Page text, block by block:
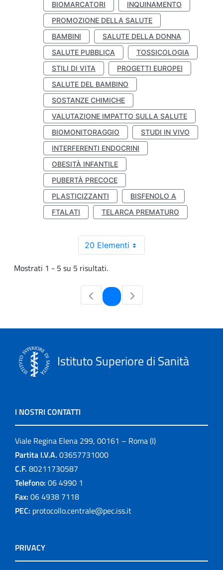
BIOMARCATORI
INQUINAMENTO
PROMOZIONE DELLA SALUTE
BAMBINI
SALUTE DELLA DONNA
SALUTE PUBBLICA
TOSSICOLOGIA
STILI DI VITA
PROGETTI EUROPEI
SALUTE DEL BAMBINO
SOSTANZE CHIMICHE
VALUTAZIONE IMPATTO SULLA SALUTE
BIOMONITORAGGIO
STUDI IN VIVO
INTERFERENTI ENDOCRINI
OBESITÀ INFANTILE
PUBERTÀ PRECOCE
PLASTICIZZANTI
BISFENOLO A
FTALATI
TELARCA PREMATURO
20 Elementi
Mostrati 1 - 5 su 5 risultati.
Pagina
Istituto Superiore di Sanità
I NOSTRI CONTATTI
Viale Regina Elena 299, 00161 – Roma (I)
Partita I.V.A. 03657731000
C.F. 80211730587
Telefono: 06 4990 1
Fax: 06 4938 7118
PEC: protocollo.centrale@pec.iss.it
PRIVACY